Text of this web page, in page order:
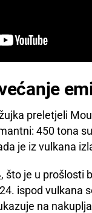
preletjeli
450 tona
je iz vulkana
što je u
ispod vulkana
na